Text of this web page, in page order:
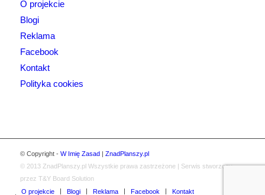
O projekcie
Blogi
Reklama
Facebook
Kontakt
Polityka cookies
© Copyright - W Imię Zasad
ZnadPlanszy.pl
© 2013 ZnadPlanszy.pl Wszystkie prawa zastrzeżone | Serwis stworzony
przez T&Y Board Solution
O projekcie
Blogi Reklama Facebook
Kontakt